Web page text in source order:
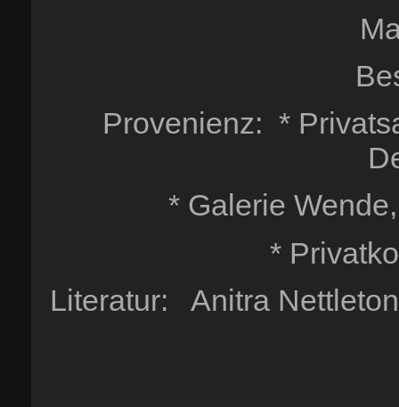
Provenienz: *
* Galerie
*
Literatur: Anitra